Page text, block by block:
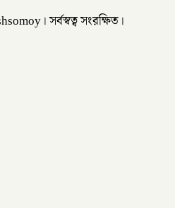
সর্বস্বত্ব সংরক্ষিত।